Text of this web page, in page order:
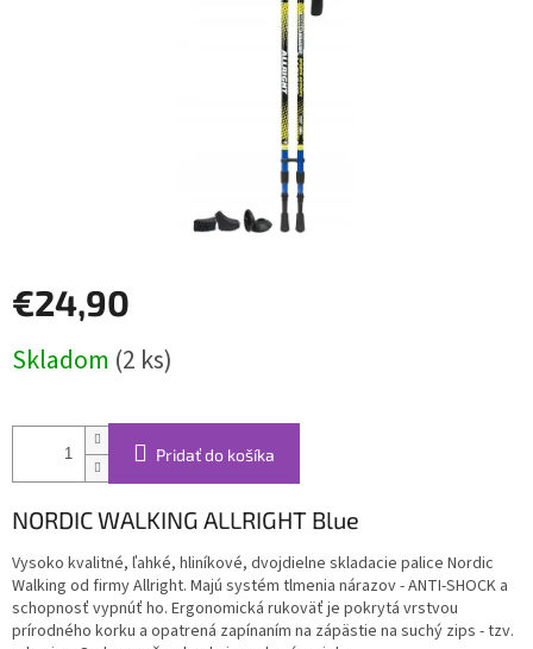
€24,90
cena:
Skladom (2 ks)
Pridať do košíka
NORDIC WALKING ALLRIGHT Blue
Vysoko kvalitné, ľahké, hliníkové, dvojdielne skladacie palice Nordic
Walking od firmy Allright. Majú systém tlmenia nárazov - ANTI-SHOCK a
schopnosť vypnúť ho. Ergonomická rukoväť je pokrytá vrstvou
prírodného korku a opatrená zapínaním na zápästie na suchý zips - tzv.